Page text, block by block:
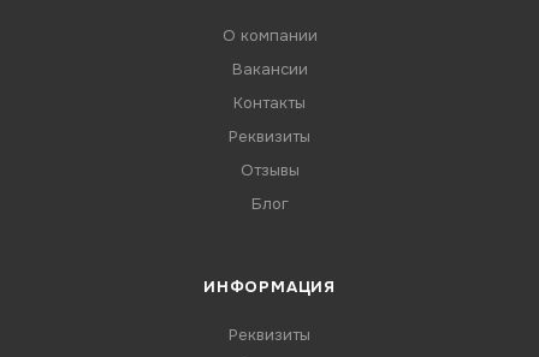
О компании
Вакансии
Контакты
Реквизиты
Отзывы
Блог
ИНФОРМАЦИЯ
Реквизиты